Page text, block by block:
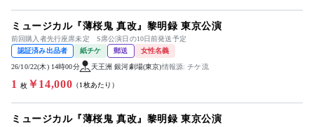
ミュージカル『薄桜鬼 真改』黎明録 東京公演
前回購入者先行座席未定 S席公演日の10日前発送予定
認証済み出品者
紙チケ 郵送 女性名義
26/10/22(木) 14時00分 天王洲 銀河劇場(東京)情報源: チケ流
1 枚￥14,000 （1枚あたり）
ミュージカル『薄桜鬼 真改』黎明録 東京公演